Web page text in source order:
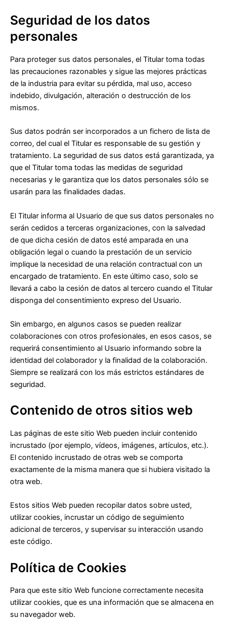
Seguridad de los datos
personales
Para proteger sus datos personales, el Titular toma todas
las precauciones razonables y sigue las mejores prácticas
de la industria para evitar su pérdida, mal uso, acceso
indebido, divulgación, alteración o destrucción de los
mismos.
Sus datos podrán ser incorporados a un fichero de lista de
correo, del cual el Titular es responsable de su gestión y
tratamiento. La seguridad de sus datos está garantizada, ya
que el Titular toma todas las medidas de seguridad
necesarias y le garantiza que los datos personales sólo se
usarán para las finalidades dadas.
El Titular informa al Usuario de que sus datos personales no
serán cedidos a terceras organizaciones, con la salvedad
de que dicha cesión de datos esté amparada en una
obligación legal o cuando la prestación de un servicio
implique la necesidad de una relación contractual con un
encargado de tratamiento. En este último caso, solo se
llevará a cabo la cesión de datos al tercero cuando el Titular
disponga del consentimiento expreso del Usuario.
Sin embargo, en algunos casos se pueden realizar
colaboraciones con otros profesionales, en esos casos, se
requerirá consentimiento al Usuario informando sobre la
identidad del colaborador y la finalidad de la colaboración.
Siempre se realizará con los más estrictos estándares de
seguridad.
Contenido de otros sitios web
Las páginas de este sitio Web pueden incluir contenido
incrustado (por ejemplo, vídeos, imágenes, artículos, etc.).
El contenido incrustado de otras web se comporta
exactamente de la misma manera que si hubiera visitado la
otra web.
Estos sitios Web pueden recopilar datos sobre usted,
utilizar cookies, incrustar un código de seguimiento
adicional de terceros, y supervisar su interacción usando
este código.
Política de Cookies
Para que este sitio Web funcione correctamente necesita
utilizar cookies, que es una información que se almacena en
su navegador web.